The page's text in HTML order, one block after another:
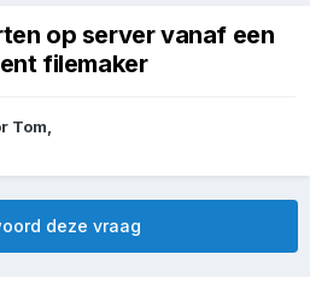
op server vanaf een
filemaker
Tom
deze vraag